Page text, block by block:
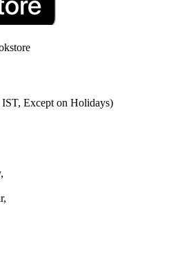
Except on Holidays)